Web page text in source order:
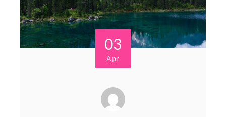
03
Apr